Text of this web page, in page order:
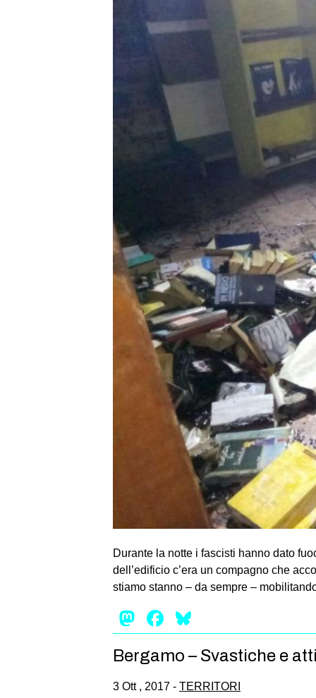
Durante la notte i fascisti hanno dato
dell’edificio c’era un compagno che
stiamo stanno – da sempre –
Mastodon
Facebook
Bergamo – Svastiche e
3 Ott , 2017 - TERRITORI